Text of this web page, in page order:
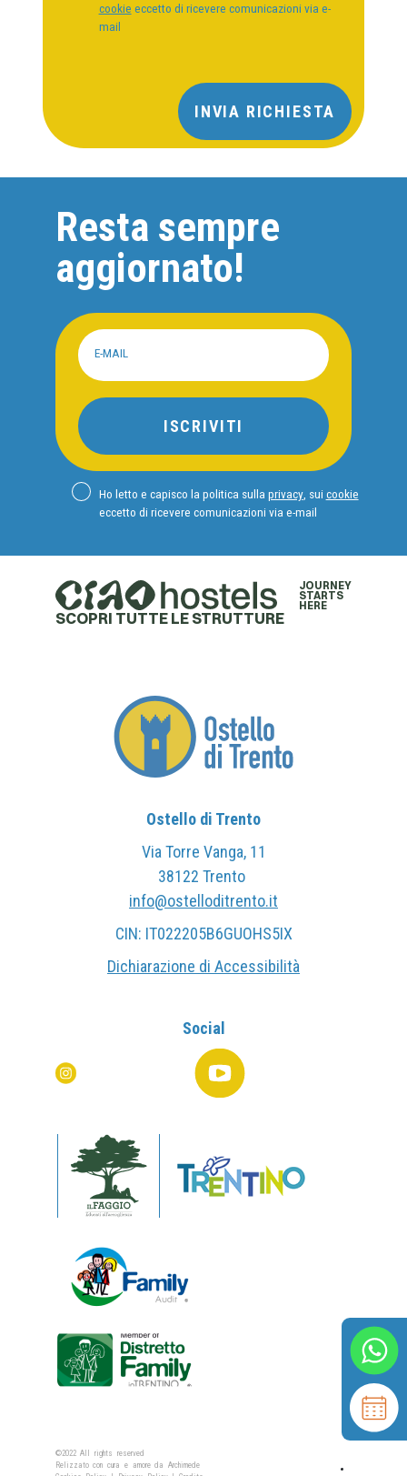
EN
cookie eccetto di ricevere comunicazioni via e-
mail
INVIA RICHIESTA
Resta sempre
aggiornato!
E-MAIL
ISCRIVITI
Ho letto e capisco la politica sulla privacy, sui cookie
eccetto di ricevere comunicazioni via e-mail
JOURNEY
STARTS
HERE
SCOPRI TUTTE LE STRUTTURE
Ostello di Trento
Via Torre Vanga, 11
38122 Trento
info@ostelloditrento.it
CIN: IT022205B6GUOHS5IX
Dichiarazione di Accessibilità
Social
©2022 All rights reserved
Relizzato con cura e amore daArchimede